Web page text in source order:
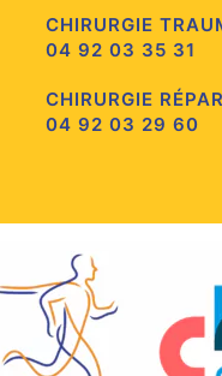
CHIRURGIE
04 92 03 35 31
CHIRURGIE
04 92 03 29 60